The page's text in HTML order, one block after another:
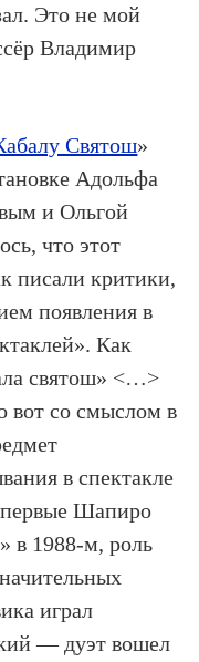
Это не мой
Владимир
Святош»
Адольфа
и Ольгой
что этот
писали критики,
появления в
Как
святош» <…>
вот со смыслом в
в спектакле
Шапиро
в 1988-м, роль
играл
— дуэт вошел